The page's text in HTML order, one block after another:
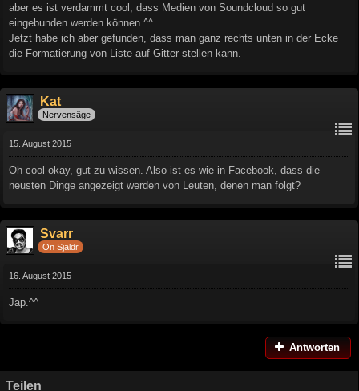
aber es ist verdammt cool, dass Medien von Soundcloud so gut
eingebunden werden können.^^
Jetzt habe ich aber gefunden, dass man ganz rechts unten in der Ecke
die Formatierung von Liste auf Gitter stellen kann.
Kat
Nervensäge
15. August 2015
Oh cool okay, gut zu wissen. Also ist es wie in Facebook, dass die
neusten Dinge angezeigt werden von Leuten, denen man folgt?
Svarr
On Sjaldr
16. August 2015
Jap.^^
Antworten
Teilen